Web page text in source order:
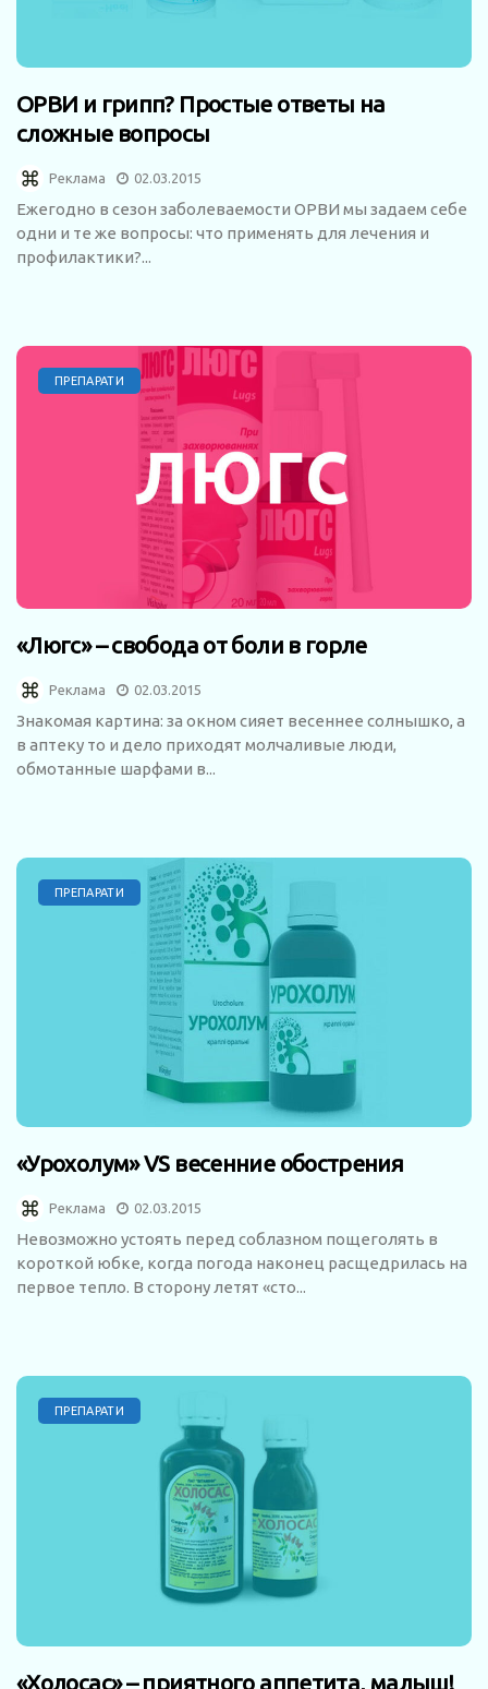
ОРВИ и грипп? Простые ответы на
сложные вопросы
Реклама 02.03.2015
Ежегодно в сезон заболеваемости ОРВИ мы задаем себе
одни и те же вопросы: что применять для лечения и
профилактики?...
ПРЕПАРАТИ
«Люгс» – свобода от боли в горле
Реклама 02.03.2015
Знакомая картина: за окном сияет весеннее солнышко, а
в аптеку то и дело приходят молчаливые люди,
обмотанные шарфами в...
ПРЕПАРАТИ
«Урохолум» VS весенние обострения
Реклама 02.03.2015
Невозможно устоять перед соблазном пощеголять в
короткой юбке, когда погода наконец расщедрилась на
первое тепло. В сторону летят «сто...
ПРЕПАРАТИ
«Холосас» – приятного аппетита, малыш!